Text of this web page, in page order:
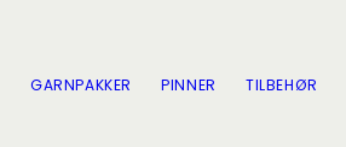
GARNPAKKER PINNER TILBEHØR